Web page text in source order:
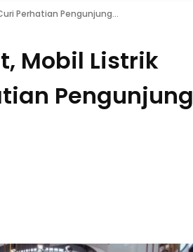
Perhatian Pengunjung...
Mobil Listrik
Pengunjung